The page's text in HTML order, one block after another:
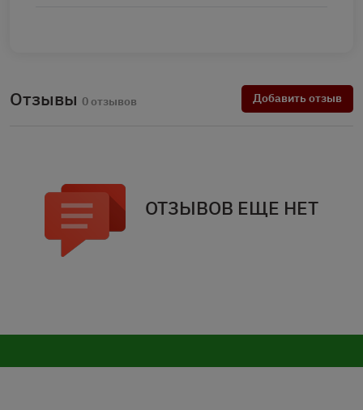
Отзывы 0 отзывов Добавить отзыв
ОТЗЫВОВ ЕЩЕ НЕТ